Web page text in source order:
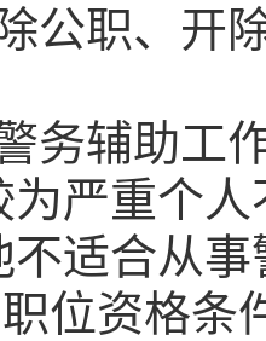
职、开除
辅助工作
严重个人
适合从事
资格条